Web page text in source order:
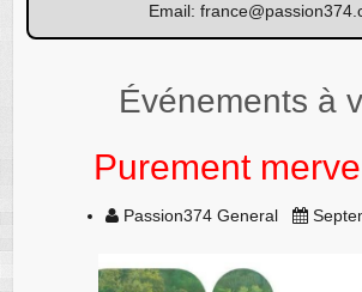
Email:
Événements à
Purement
Passion374 General